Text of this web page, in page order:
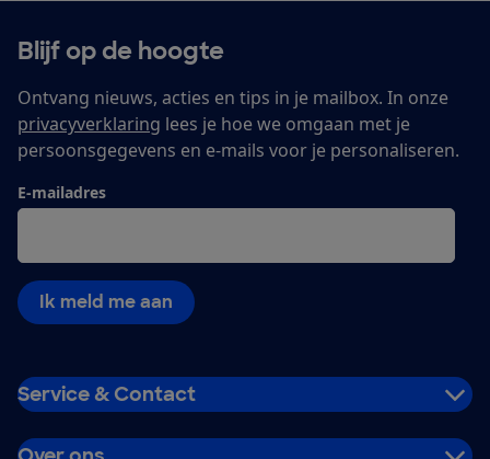
Blijf op de hoogte
Ontvang nieuws, acties en tips in je mailbox. In onze
privacyverklaring lees je hoe we omgaan met je
persoonsgegevens en e-mails voor je personaliseren.
E-mailadres
Ik meld me aan
Service & Contact